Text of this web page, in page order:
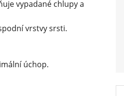
vypadané chlupy a
vrstvy srsti.
úchop.